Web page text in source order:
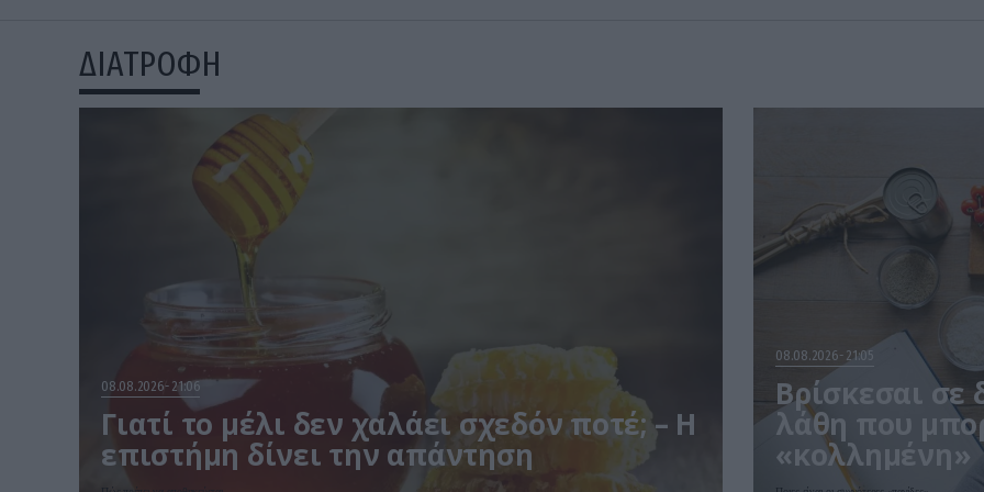
ΔΙΑΤΡΟΦΗ
08.08.2026 21:06
Γιατί το μέλι δεν χαλάει σχεδόν ποτέ; – Η
επιστήμη δίνει την απάντηση
08.08.2026 21:05
Βρίσκεσαι σε
λάθη που
«κολλημένη»